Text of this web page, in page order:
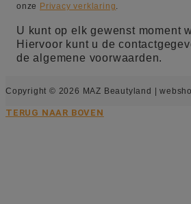
onze Privacy verklaring
U kunt op elk gewenst moment
Hiervoor kunt u de
de algemene voorwaarden.
Copyright © 2026 MAZ Beautyland |
TERUG NAAR BOVEN